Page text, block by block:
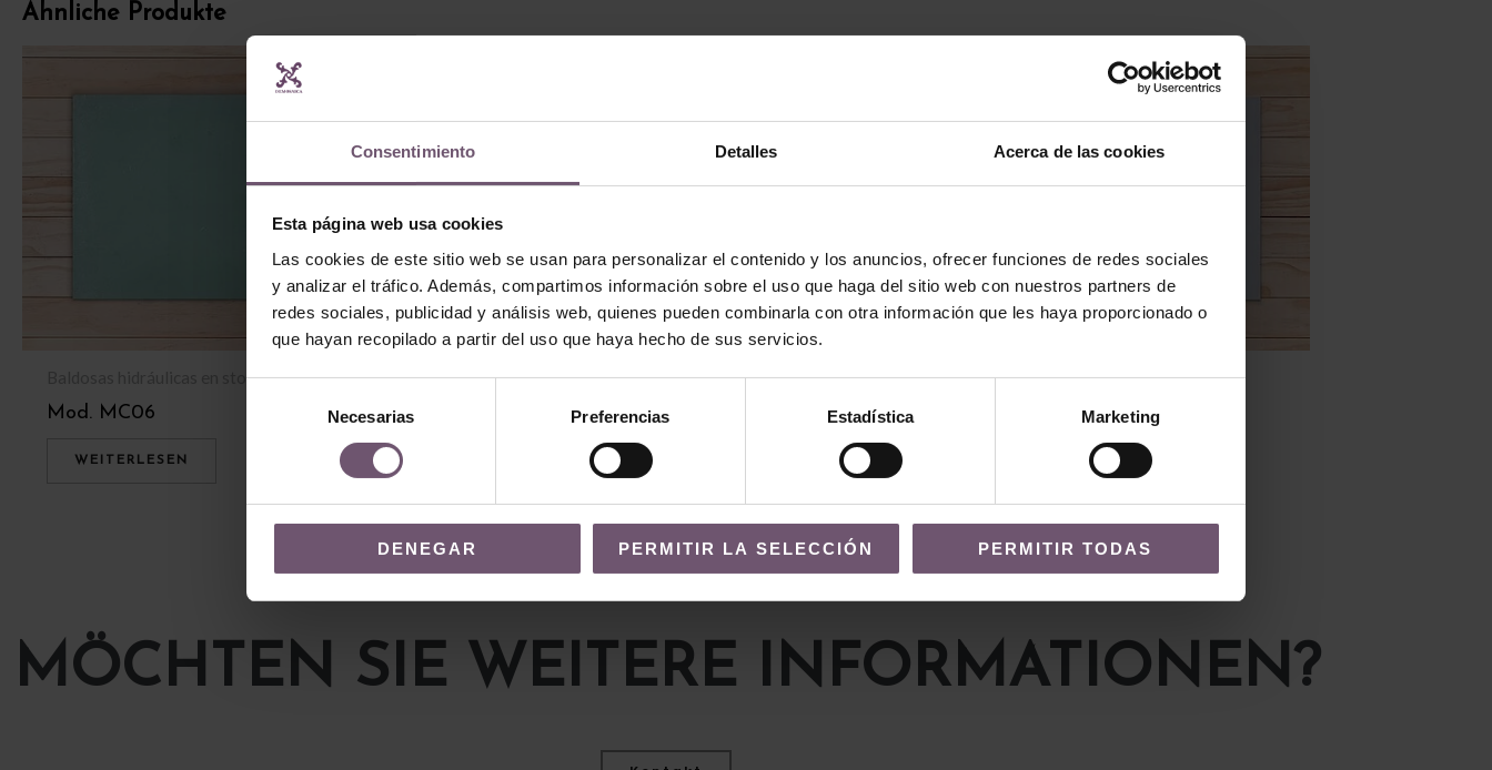
Consentimiento Detalles Acerca de las cookies
Esta página web usa cookies
Las cookies de este sitio web se usan para personalizar el contenido y los anuncios, ofrecer funciones de redes sociales
y analizar el tráfico. Además, compartimos información sobre el uso que haga del sitio web con nuestros partners de
redes sociales, publicidad y análisis web, quienes pueden combinarla con otra información que les haya proporcionado o
que hayan recopilado a partir del uso que haya hecho de sus servicios.
consentimiento
Necesarias Preferencias Estadística Marketing
DENEGAR PERMITIR LA SELECCIÓN PERMITIR TODAS
Ähnliche Produkte
Baldosas hidráulicas en stock
Mod. MC06
WEITERLESEN
Baldosas hidráulicas en stock
Mod. MC49
WEITERLESEN
Baldosas hidráulicas en stock
WEITERLESEN
Baldosas hidráulicas en stock
Mod. MC46
WEITERLESEN
MÖCHTEN SIE WEITERE INFORMATIONEN?